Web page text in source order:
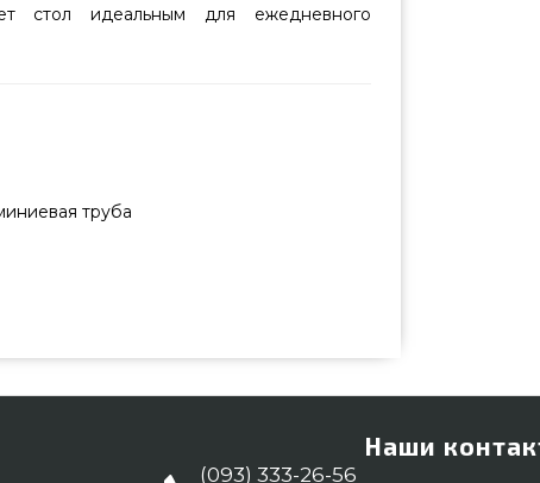
стол идеальным для ежедневного
труба
Лучшие предложения на Обеденные столы
Гриль Поинт. Напишите прямо сейчас нашим
Наши
(093) 333-26-56